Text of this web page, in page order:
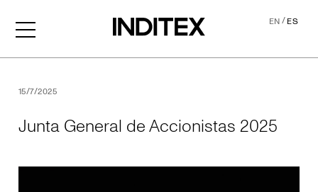
EN/ES
15/7/2025
Junta General de Accionistas 2025